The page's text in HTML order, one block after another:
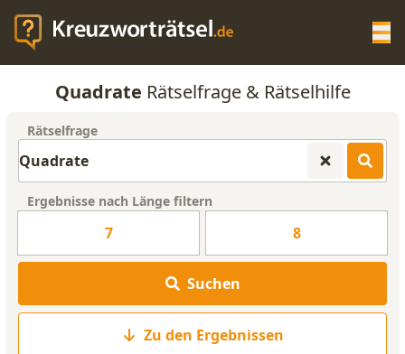
KREUZWORTRÄTSEL-HILFE
WORTLISTE
Quadrate Rätselfrage & Rätselhilfe
Rätselfrage
Ergebnisse nach Länge filtern
7 8
Suchen
Zu den Ergebnissen